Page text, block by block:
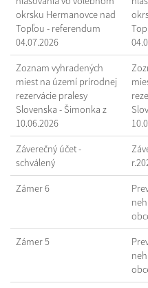
okrsku Hermanovce nad
Topľou - referendum
04.07.2026
Zoznam vyhradených
miest na území prírodnej
rezervácie pralesy
Slovenska - Šimonka z
10.06.2026
Záverečný účet -
schválený
Zámer 6
Zámer 5